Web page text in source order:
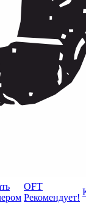
OFT
Рекомендует!